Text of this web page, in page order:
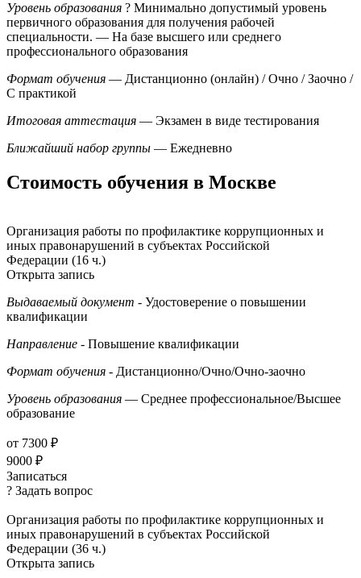
Уровень образования ? Минимально допустимый уровень
первичного образования для получения рабочей
специальности. — На базе высшего или среднего
профессионального образования
Формат обучения — Дистанционно (онлайн) / Очно / Заочно /
С практикой
Итоговая аттестация — Экзамен в виде тестирования
Ближайший набор группы — Ежедневно
Стоимость обучения в Москве
Организация работы по профилактике коррупционных и
иных правонарушений в субъектах Российской
Федерации (16 ч.)
Открыта запись
Выдаваемый документ - Удостоверение о повышении
квалификации
Направление - Повышение квалификации
Формат обучения - Дистанционно/Очно/Очно-заочно
Уровень образования — Среднее профессиональное/Высшее
образование
от 7300 ₽
9000 ₽
Записаться
? Задать вопрос
Организация работы по профилактике коррупционных и
иных правонарушений в субъектах Российской
Федерации (36 ч.)
Открыта запись